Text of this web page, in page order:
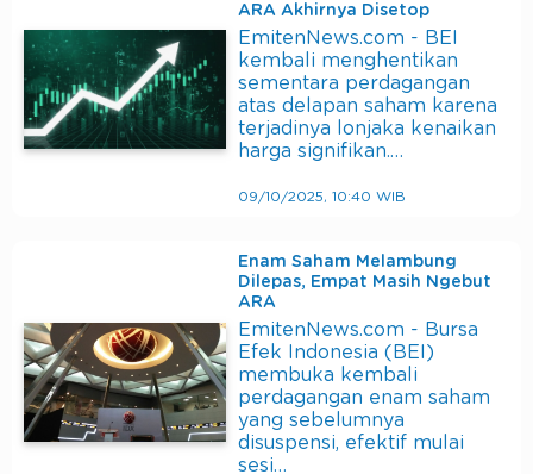
ARA Akhirnya Disetop
EmitenNews.com - BEI
kembali menghentikan
sementara perdagangan
atas delapan saham karena
terjadinya lonjaka kenaikan
harga signifikan.…
09/10/2025, 10:40 WIB
Enam Saham Melambung
Dilepas, Empat Masih Ngebut
ARA
EmitenNews.com - Bursa
Efek Indonesia (BEI)
membuka kembali
perdagangan enam saham
yang sebelumnya
disuspensi, efektif mulai
sesi…